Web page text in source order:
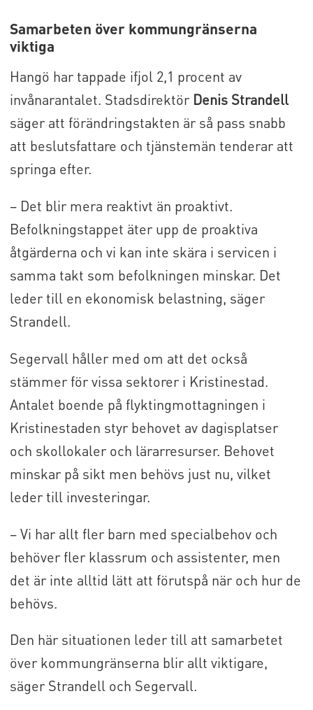
Samarbeten över kommungränserna
viktiga
Hangö har tappade ifjol 2,1 procent av
invånarantalet. Stadsdirektör Denis Strandell
säger att förändringstakten är så pass snabb
att beslutsfattare och tjänstemän tenderar att
springa efter.
– Det blir mera reaktivt än proaktivt.
Befolkningstappet äter upp de proaktiva
åtgärderna och vi kan inte skära i servicen i
samma takt som befolkningen minskar. Det
leder till en ekonomisk belastning, säger
Strandell.
Segervall håller med om att det också
stämmer för vissa sektorer i Kristinestad.
Antalet boende på flyktingmottagningen i
Kristinestaden styr behovet av dagisplatser
och skollokaler och lärarresurser. Behovet
minskar på sikt men behövs just nu, vilket
leder till investeringar.
– Vi har allt fler barn med specialbehov och
behöver fler klassrum och assistenter, men
det är inte alltid lätt att förutspå när och hur de
behövs.
Den här situationen leder till att samarbetet
över kommungränserna blir allt viktigare,
säger Strandell och Segervall.